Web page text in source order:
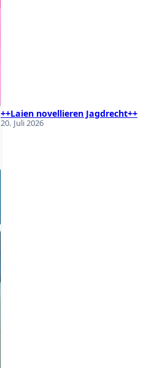
++Laien novellieren Jagdrecht++
20. Juli 2026